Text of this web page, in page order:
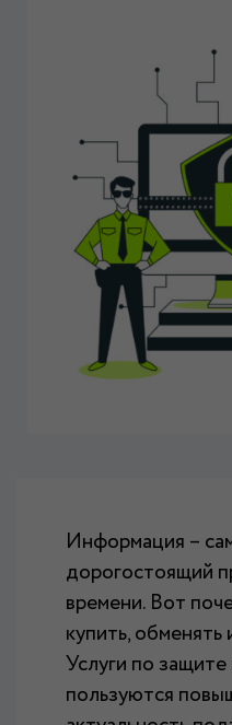
Информация –
дорогостоящий
времени. Вот
купить, обменять
Услуги по
пользуются